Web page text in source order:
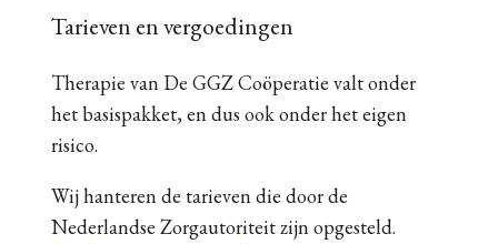
Tarieven en vergoedingen
Therapie van De GGZ Coöperatie valt onder
het basispakket, en dus ook onder het eigen
risico.
Wij hanteren de tarieven die door de
Nederlandse Zorgautoriteit zijn opgesteld.